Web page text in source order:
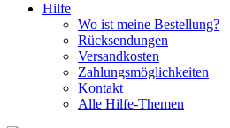
Hilfe
Wo ist meine Bestellung?
Rücksendungen
Versandkosten
Zahlungsmöglichkeiten
Kontakt
Alle Hilfe-Themen